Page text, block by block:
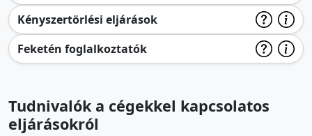
Kényszertörlési eljárások
Feketén foglalkoztatók
Tudnivalók a cégekkel kapcsolatos
eljárásokról